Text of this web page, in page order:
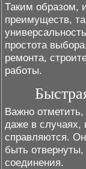
Таким образом,
преимуществ,
простота
ремонта,
работы.
Важно
даже в случаях,
справляются.
быть
соединения.